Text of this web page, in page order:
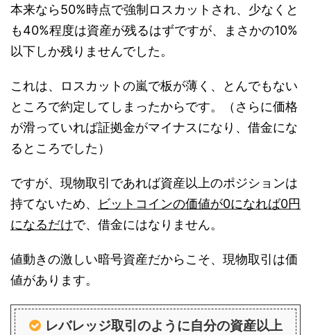
本来なら50%時点で強制ロスカットされ、少なくと
も40%程度は資産が残るはずですが、まさかの10%
以下しか残りませんでした。
これは、ロスカットの嵐で板が薄く、とんでもない
ところで約定してしまったからです。（さらに価格
が滑っていれば証拠金がマイナスになり、借金にな
るところでした）
ですが、現物取引であれば資産以上のポジションは
持てないため、
ビットコインの価値が0になれば0円
になるだけで、借金にはなりません。
値動きの激しい暗号資産だからこそ、現物取引は価
値があります。
レバレッジ取引のように自分の資産以上